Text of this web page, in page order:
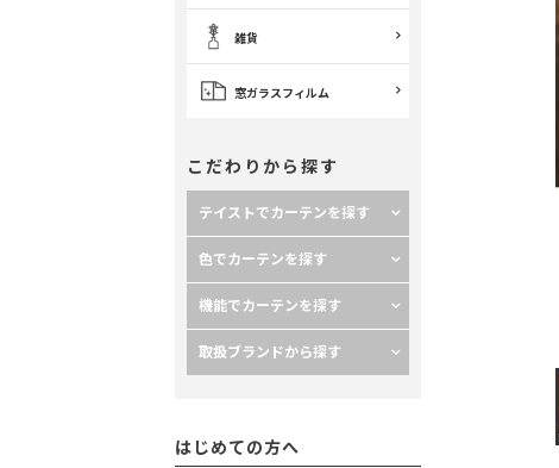
雑貨
窓ガラスフィルム
こだわりから探す
テイストでカーテンを探す
色でカーテンを探す
機能でカーテンを探す
取扱ブランドから探す
はじめての方へ